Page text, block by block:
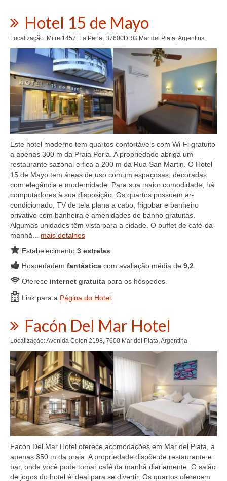
Hotel 15 de Mayo
Localização: Mitre 1457, La Perla, B7600DRG Mar del Plata, Argentina
Este hotel moderno tem quartos confortáveis ​​com Wi-Fi gratuito
a apenas 300 m da Praia Perla. A propriedade abriga um
restaurante sazonal e fica a 200 m da Rua San Martin. O Hotel
15 de Mayo tem áreas de uso comum espaçosas, decoradas
com elegância e modernidade. Para sua maior comodidade, há
computadores à sua disposição. Os quartos possuem ar-
condicionado, TV de tela plana a cabo, frigobar e banheiro
privativo com banheira e amenidades de banho gratuitas.
Algumas unidades têm vista para a cidade. O buffet de café-da-
manhã... mais detalhes
Estabelecimento 3 estrelas
Hospedadem fantástica com avaliação média de 9,2
Oferece internet gratuita para os hóspedes.
Link para a Página do Hotel
Facón Del Mar Hotel
Localização: Avenida Colon 2198, 7600 Mar del Plata, Argentina
Facón Del Mar Hotel oferece acomodações em Mar del Plata, a
apenas 350 m da praia. A propriedade dispõe de restaurante e
bar, onde você pode tomar café da manhã diariamente. O salão
de jogos do hotel é ideal para se divertir. Os quartos oferecem